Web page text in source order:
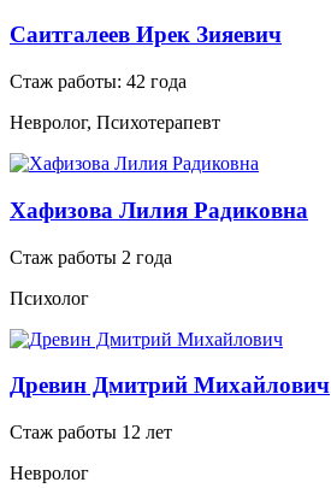
Саитгалеев Ирек Зияевич
Стаж работы: 42 года
Невролог, Психотерапевт
Хафизова Лилия Радиковна
Стаж работы 2 года
Психолог
Древин Дмитрий Михайлович
Стаж работы 12 лет
Невролог